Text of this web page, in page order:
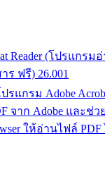
Reader (โปรแกรม
ร ฟรี) 26.001
แกรม Adobe
จาก Adobe และช่
ให้อ่านไฟล์ PDF